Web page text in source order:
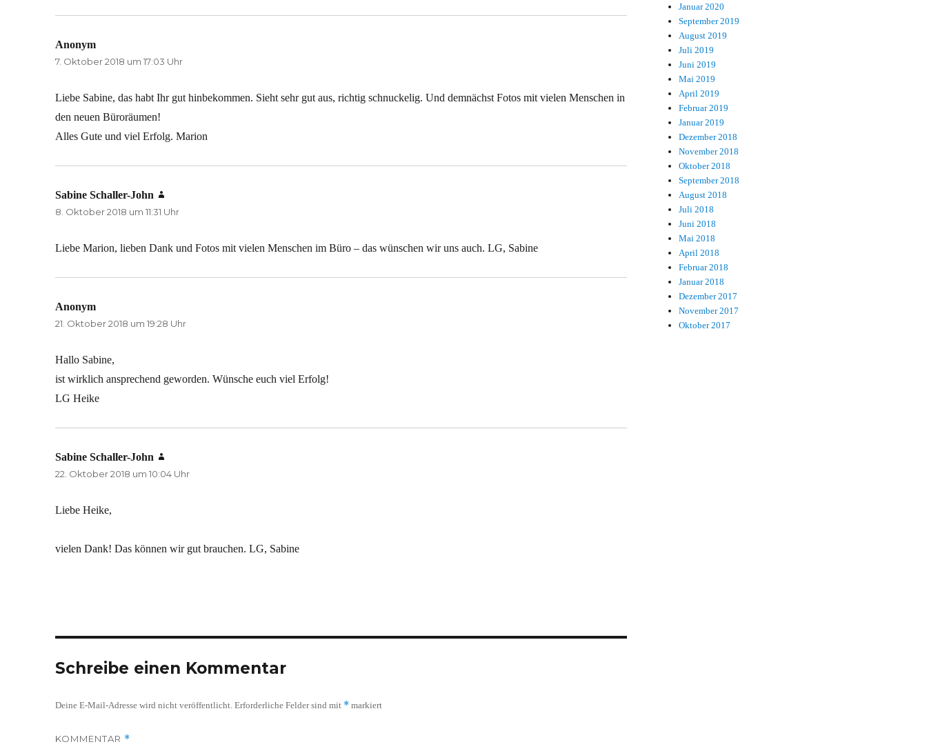
Anonym
7. Oktober 2018 um 17:03 Uhr
Liebe Sabine, das habt Ihr gut hinbekommen. Sieht sehr gut aus, richtig schnuckelig. Und demnächst Fotos mit vielen Menschen in
den neuen Büroräumen!
Alles Gute und viel Erfolg. Marion
Sabine Schaller-John
8. Oktober 2018 um 11:31 Uhr
Liebe Marion, lieben Dank und Fotos mit vielen Menschen im Büro – das wünschen wir uns auch. LG, Sabine
Anonym
21. Oktober 2018 um 19:28 Uhr
Hallo Sabine,
ist wirklich ansprechend geworden. Wünsche euch viel Erfolg!
LG Heike
Sabine Schaller-John
22. Oktober 2018 um 10:04 Uhr
Liebe Heike,
vielen Dank! Das können wir gut brauchen. LG, Sabine
Schreibe einen Kommentar
Deine E-Mail-Adresse wird nicht veröffentlicht. Erforderliche Felder sind mit * markiert
KOMMENTAR *
Januar 2020
September 2019
August 2019
Juli 2019
Juni 2019
Mai 2019
April 2019
Februar 2019
Januar 2019
Dezember 2018
November 2018
Oktober 2018
September 2018
August 2018
Juli 2018
Juni 2018
Mai 2018
April 2018
Februar 2018
Januar 2018
Dezember 2017
November 2017
Oktober 2017